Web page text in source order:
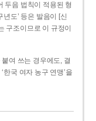
두음 법칙이 적용된 형
도’ 등은 발음이 [신
구조이므로 이 규정이
여 쓰는 경우에도, 결
한국 여자 농구 연맹’을